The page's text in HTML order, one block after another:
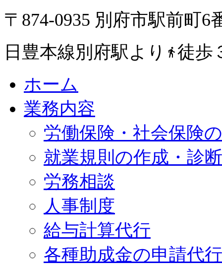
〒874-0935 別府市駅前町6
日豊本線別府駅より
 徒歩
ホーム
業務内容
労働保険・社会保険
就業規則の作成・診断
労務相談
人事制度
給与計算代行
各種助成金の申請代行